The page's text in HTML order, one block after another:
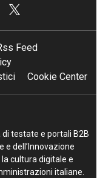
Feed
Cookie Center
testate e portali B2B
dell’Innovazione
cultura digitale e
italiane.